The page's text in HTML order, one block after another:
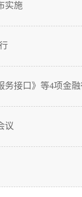
实施
务接口》等4项金
议